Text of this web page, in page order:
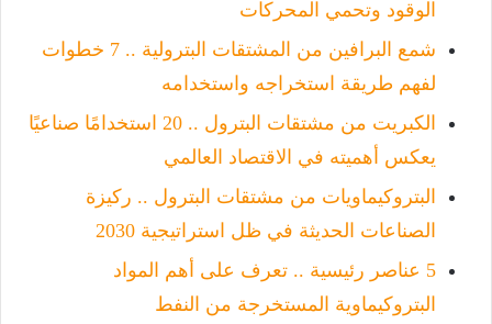
الوقود وتحمي المحركات
شمع البرافين من المشتقات البترولية .. 7 خطوات
لفهم طريقة استخراجه واستخدامه
الكبريت من مشتقات البترول .. 20 استخدامًا صناعيًا
يعكس أهميته في الاقتصاد العالمي
البتروكيماويات من مشتقات البترول .. ركيزة
الصناعات الحديثة في ظل استراتيجية 2030
5 عناصر رئيسية .. تعرف على أهم المواد
البتروكيماوية المستخرجة من النفط